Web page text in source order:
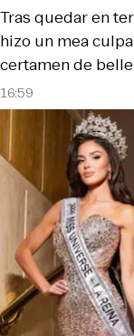
16:59
Tras quedar en
hizo un mea
certamen de